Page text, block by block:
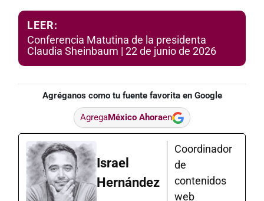
LEER:
Conferencia Matutina de la presidenta
Claudia Sheinbaum | 22 de junio de 2026
Agréganos como tu fuente favorita en Google
AgregaMéxico Ahoraen
Israel
Hernández
Coordinador
de
contenidos
web